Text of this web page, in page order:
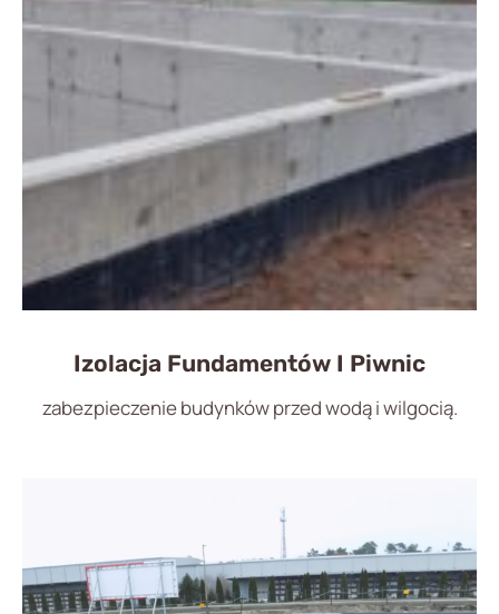
Izolacja Fundamentów I Piwnic
zabezpieczenie budynków przed wodą i wilgocią.